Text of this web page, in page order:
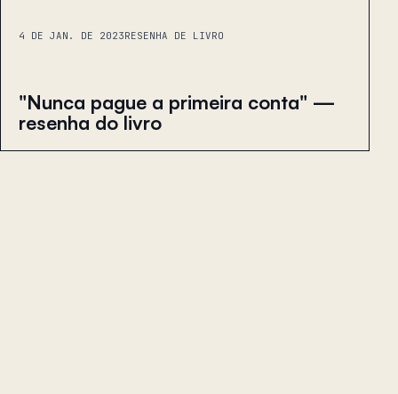
4 DE JAN. DE 2023RESENHA DE LIVRO
"Nunca pague a primeira conta" —
resenha do livro